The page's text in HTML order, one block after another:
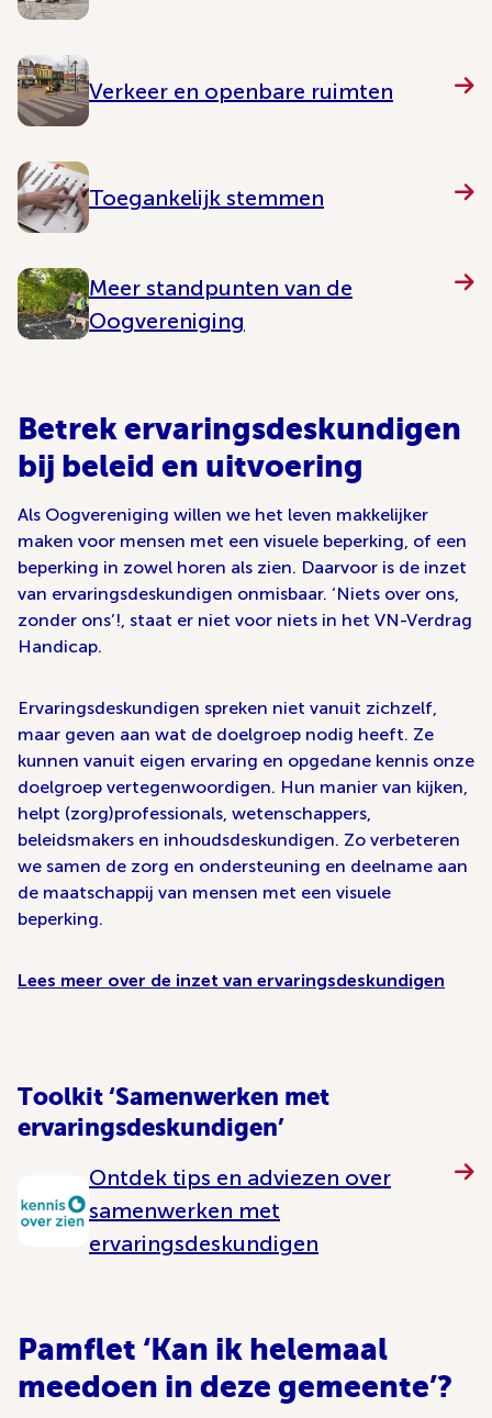
Verkeer en openbare ruimten
Toegankelijk stemmen
Meer standpunten van de
Oogvereniging
Betrek ervaringsdeskundigen
bij beleid en uitvoering
Als Oogvereniging willen we het leven makkelijker
maken voor mensen met een visuele beperking, of een
beperking in zowel horen als zien. Daarvoor is de inzet
van ervaringsdeskundigen onmisbaar. ‘Niets over ons,
zonder ons’!, staat er niet voor niets in het VN-Verdrag
Handicap.
Ervaringsdeskundigen spreken niet vanuit zichzelf,
maar geven aan wat de doelgroep nodig heeft. Ze
kunnen vanuit eigen ervaring en opgedane kennis onze
doelgroep vertegenwoordigen. Hun manier van kijken,
helpt (zorg)professionals, wetenschappers,
beleidsmakers en inhoudsdeskundigen. Zo verbeteren
we samen de zorg en ondersteuning en deelname aan
de maatschappij van mensen met een visuele
beperking.
Lees meer over de inzet van ervaringsdeskundigen
Toolkit ‘Samenwerken met
ervaringsdeskundigen’
Ontdek tips en adviezen over
samenwerken met
ervaringsdeskundigen
Pamflet ‘Kan ik helemaal
meedoen in deze gemeente’?